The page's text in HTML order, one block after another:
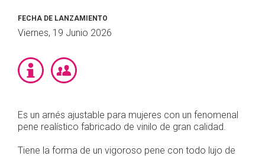
FECHA DE LANZAMIENTO
Viernes, 19 Junio 2026
Es un arnés ajustable para mujeres con un fenomenal
pene realístico fabricado de vinilo de gran calidad.
Tiene la forma de un vigoroso pene con todo lujo de